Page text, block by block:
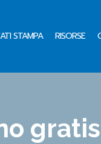
STAMPA RISORSE